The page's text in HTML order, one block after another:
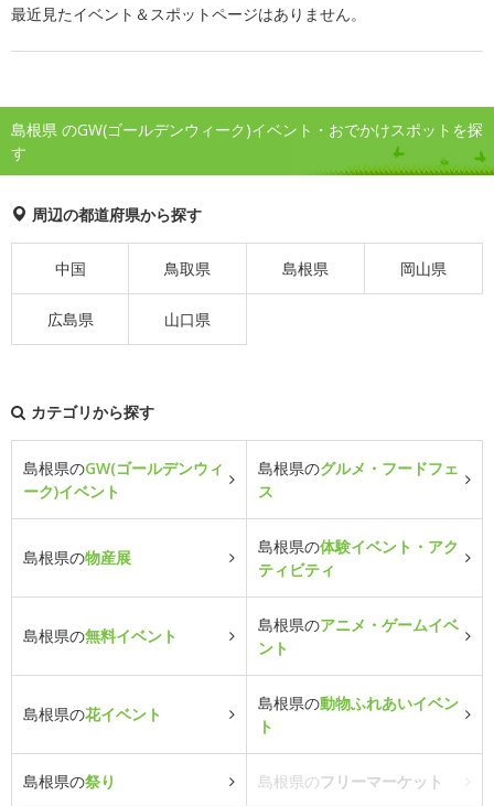
最近見たイベント＆スポットページはありません。
島根県 のGW(ゴールデンウィーク)イベント・おでかけスポットを探
す
周辺の都道府県から探す
中国 鳥取県 島根県 岡山県
広島県 山口県
カテゴリから探す
島根県のGW(ゴールデンウィ
ーク)イベント
島根県のグルメ・フードフェ
ス
島根県の物産展
島根県の体験イベント・アク
ティビティ
島根県の無料イベント
島根県のアニメ・ゲームイベ
ント
島根県の花イベント
島根県の動物ふれあいイベン
ト
島根県の祭り 島根県のフリーマーケット